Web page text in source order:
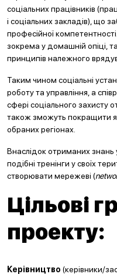
соціальних працівників
і соціальних закладів), що
професійної
зокрема у домашній опіці,
принципів належного
Таким чином соціальні
роботу та управління, а
сфері соціального захисту
також зможуть покращити
обраних регіонах.
Внаслідок отриманих
подібні тренінги у своїх
створювати мережеві (
Цільові
проекту:
Керівництво (керівники/